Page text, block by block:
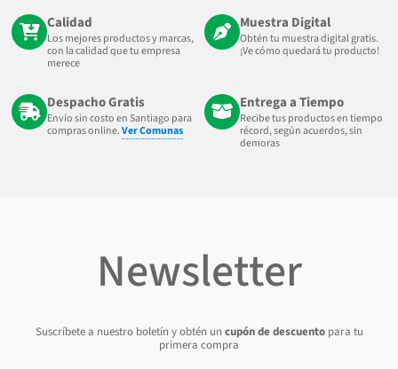
Calidad
Los mejores productos y marcas,
con la calidad que tu empresa
merece
Muestra Digital
Obtén tu muestra digital gratis.
¡Ve cómo quedará tu producto!
Despacho Gratis
Envío sin costo en Santiago para
compras online.Ver Comunas
Entrega a Tiempo
Recibe tus productos en tiempo
récord, según acuerdos, sin
demoras
Newsletter
Suscríbete a nuestro boletín y obtén un cupón de descuentopara tu
primera compra